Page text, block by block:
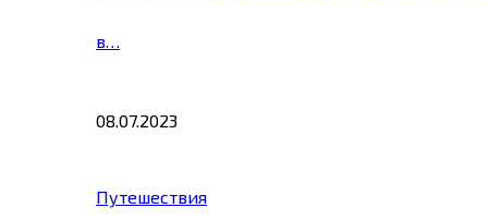
в…
08.07.2023
Путешествия